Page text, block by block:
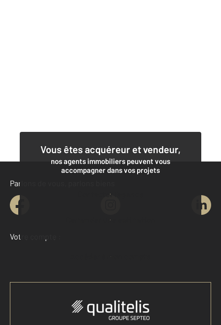
Vous êtes acquéreur et vendeur,
nos agents immobiliers peuvent vous
accompagner dans vos projets
Contacter l'agence
Demander une estimation
Parlons de vous, parlons biens
Votre compte :
Accéder à mon compte